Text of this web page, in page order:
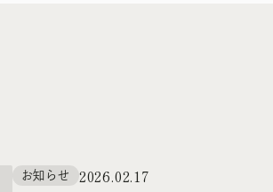
お知らせ 2026.02.17